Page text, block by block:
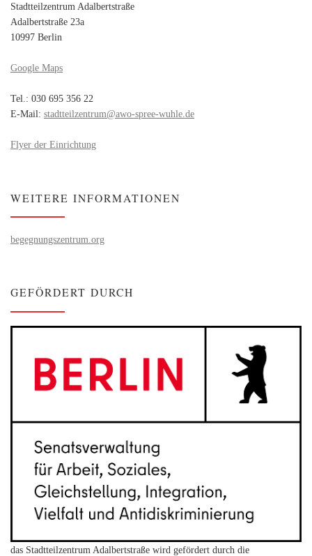
Stadtteilzentrum Adalbertstraße
Adalbertstraße 23a
10997 Berlin
Google Maps
Tel.: 030 695 356 22
E-Mail: stadtteilzentrum@awo-spree-wuhle.de
Flyer der Einrichtung
WEITERE INFORMATIONEN
begegnungszentrum.org
GEFÖRDERT DURCH
das Stadtteilzentrum Adalbertstraße wird gefördert durch die